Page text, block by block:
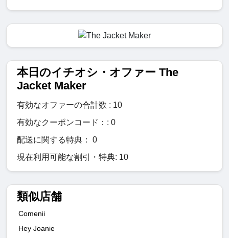
本日のイチオシ・オファー The
Jacket Maker
有効なオファーの合計数 : 10
有効なクーポンコード：: 0
配送に関する特典： 0
現在利用可能な割引・特典: 10
類似店舗
Comenii
Hey Joanie